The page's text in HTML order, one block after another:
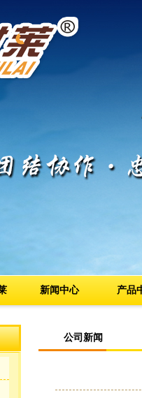
新闻中心 产品
公司新闻